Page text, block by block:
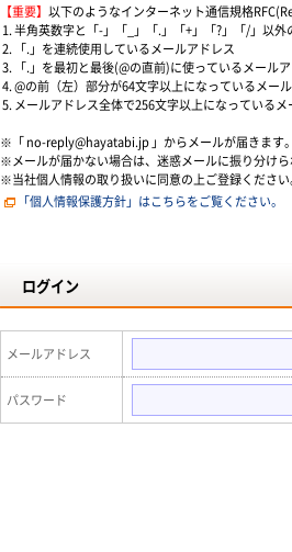
【重要】 以下のようなインターネット通信規格
1. 半角英数字と「-」「_」「.」「+」「?」「/」以
2. 「.」を連続使用しているメールアドレス
3. 「.」を最初と最後(@の直前)に使っているメール
4. @の前（左）部分が64文字以上になっているメー
5. メールアドレス全体で256文字以上になっているメ
※「 no-reply@hayatabi.jp 」からメールが届きます。
※メールが届かない場合は、迷惑メールに振り分けら
※当社個人情報の取り扱いに同意の上ご登録ください
「個人情報保護方針」はこちらをご覧ください。
ログイン
メールアドレス
パスワード